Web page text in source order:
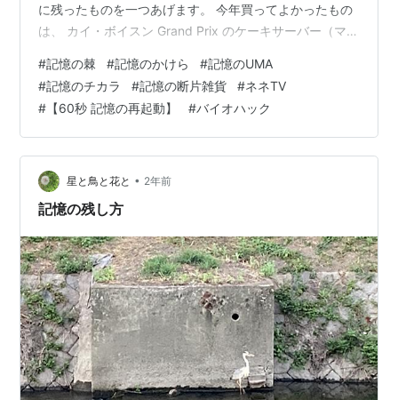
に残ったものを一つあげます。 今年買ってよかったもの
は、 カイ・ボイスン Grand Prix のケーキサーバー（マッ
感。 薄くて広いサーバー面がとにかく使いやすく、 ケー
キを切って持ち上げる動作がとても滑らかでした。 生産
は新潟県燕市の大泉物産。 仕上げの精度が高く、手に持
ったときの安心感があります。 デンマーク王室御用達と
いう肩書きに惹かれて買いましたが、 実際に使ってみる
と「道…
#記憶の棘 #記憶のかけら #記憶のUMA
#記憶のチカラ #記憶の断片雑貨 #ネネTV
# 【60秒 記憶の再起動】 #バイオハック
星と鳥と花と • 2年前
記憶の残し方